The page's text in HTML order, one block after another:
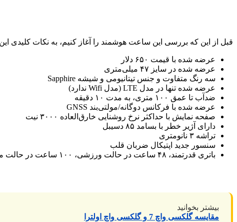
قبل از این که بررسی این ساعت هوشمند را آغاز کنیم، به نکات کلیدی
عرضه شده با قیمت ۶۵۰ دلار
عرضه شده در سایز ۴۷ میلی‌متری
سه رنگ متفاوت و جنس تیتانیومی و شیشه Sapphire
عرضه شده تنها در مدل LTE (مدل Wifi ندارد)
ضدآب تا عمق ۱۰۰ متری، به مدت ۱۰ دقیقه
عرضه شده با فرکانس دوگانه/مولتی‌بند GNSS
صفحه نمایش با حداکثر نرخ روشنایی خارق‌العاده ۳۰۰۰ نیت
دارای آژیر خطر با بسامد ۸۵ دسیبل
تراشه ۳ نانومتری
سنسور جدید اپتیکال ضربان قلب
باتری قدرتمند، ۴۸ ساعت در حالت ورزشی، ۱۰۰ ساعت در حالت معمولی
بیشتر بخوانید
مقایسه گلکسی واچ 7 و گلکسی واچ اولترا